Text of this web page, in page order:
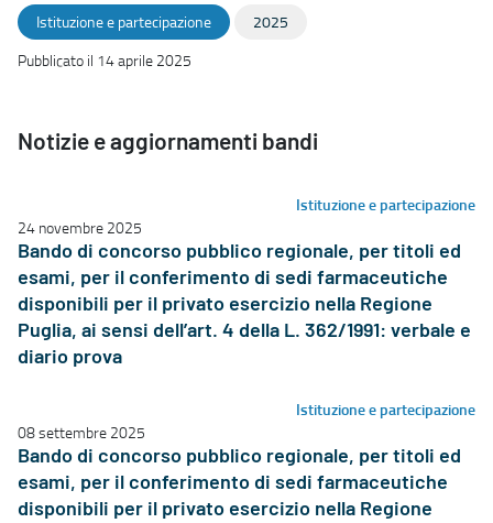
Istituzione e partecipazione
2025
Pubblicato il 14 aprile 2025
Notizie e aggiornamenti bandi
Istituzione e partecipazione
24 novembre 2025
Bando di concorso pubblico regionale, per titoli ed
esami, per il conferimento di sedi farmaceutiche
disponibili per il privato esercizio nella Regione
Puglia, ai sensi dell’art. 4 della L. 362/1991: verbale e
diario prova
Istituzione e partecipazione
08 settembre 2025
Bando di concorso pubblico regionale, per titoli ed
esami, per il conferimento di sedi farmaceutiche
disponibili per il privato esercizio nella Regione